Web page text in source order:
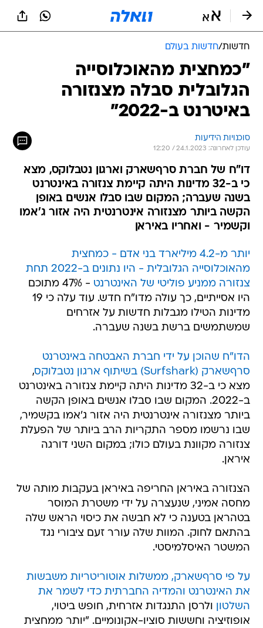
חדשות/חדשות בעולם
"כמחצית מהאוכלוסייה
הגלובלית סבלה מצנזורה
באיטרנט ב-2022"
סוכנויות הידיעות
עודכן לאחרונה: 24.1.2023 / 12:20
דו"ח של חברת סרףשארק וארגון נטבלוקס, מצא
כי ב-32 מדינות היתה קיימת צנזורה באינטרנט
בשנה שעברה; המקום שבו סבלו אנשים באופן
הקשה ביותר מצנזורה אינטרנטית היה אזור ג'אמו
וקשמיר - ואחריו באיראן
יותר מ-4.2 מיליארד בני אדם - כמחצית
מהאוכלוסייה הגלובלית - היו נתונים ב-2022 תחת
צנזורה ממניע פוליטי של האינטרנט
- 47% מתוכם
היו אסייתיים, כך עולה מדו"ח חדש. עוד עלה כי 19
מדינות הטילו מגבלות חדשות על אזרחים
שמשתמשים ברשת בשנה שעברה.
הדו"ח שהוכן על ידי חברת האבטחה באינטרנט
סרףשארק (Surfshark) בשיתוף ארגון נטבלוקס
,
מצא כי ב-32 מדינות היתה קיימת צנזורה באינטרנט
ב-2022. המקום שבו סבלו אנשים באופן הקשה
ביותר מצנזורה אינטרנטית היה אזור ג'אמו בקשמיר,
שבו נרשמו מספר התקריות הרב ביותר של הפעלת
צנזורה מקוונת בעולם כולו; במקום השני דורגה
איראן.
הצנזורה באיראן החריפה באיראן בעקבות מותה של
מחסה אמיני, שנעצרה על ידי משטרת המוסר
בטהראן בטענה כי לא חבשה את כיסוי הראש שלה
בהתאם לחוק. המוות שלה עורר זעם ציבורי נגד
המשטר האיסלמיסטי.
על פי סרףשארק, ממשלות אוטוריטריות משבשות
את האינטרנט והמדיה החברתית כדי לשמר את
השלטון ולרסן התנגדות אזרחית, חופש ביטוי,
אופוזיציה וחששות סוציו-אקונומיים. "יותר ממחצית